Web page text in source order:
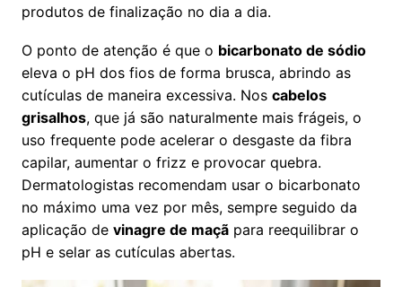
produtos de finalização no dia a dia.
O ponto de atenção é que o bicarbonato de sódio
eleva o pH dos fios de forma brusca, abrindo as
cutículas de maneira excessiva. Nos cabelos
grisalhos, que já são naturalmente mais frágeis, o
uso frequente pode acelerar o desgaste da fibra
capilar, aumentar o frizz e provocar quebra.
Dermatologistas recomendam usar o bicarbonato
no máximo uma vez por mês, sempre seguido da
aplicação de vinagre de maçã para reequilibrar o
pH e selar as cutículas abertas.